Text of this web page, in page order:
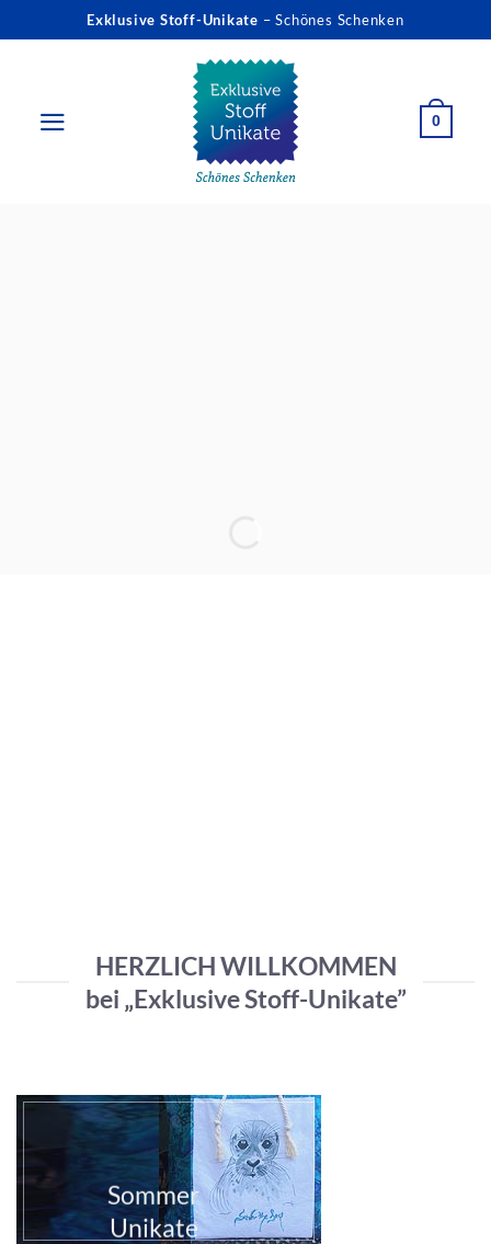
Inhalt
Exklusive Stoff-Unikate – Schönes Schenken
0
HERZLICH WILLKOMMEN
bei „Exklusive Stoff-Unikate”
Sommer
Unikate